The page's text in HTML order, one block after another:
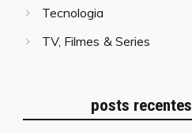
Tecnologia
TV, Filmes & Series
posts recentes